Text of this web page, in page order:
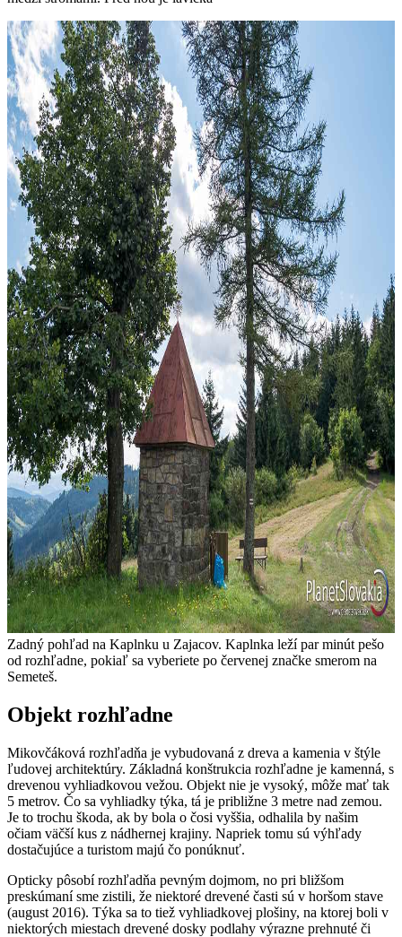
Zadný pohľad na Kaplnku u Zajacov. Kaplnka leží par minút pešo
od rozhľadne, pokiaľ sa vyberiete po červenej značke smerom na
Semeteš.
Objekt rozhľadne
Mikovčáková rozhľadňa je vybudovaná z dreva a kamenia v štýle
ľudovej architektúry. Základná konštrukcia rozhľadne je kamenná, s
drevenou vyhliadkovou vežou. Objekt nie je vysoký, môže mať tak
5 metrov. Čo sa vyhliadky týka, tá je približne 3 metre nad zemou.
Je to trochu škoda, ak by bola o čosi vyššia, odhalila by našim
očiam väčší kus z nádhernej krajiny. Napriek tomu sú výhľady
dostačujúce a turistom majú čo ponúknuť.
Opticky pôsobí rozhľadňa pevným dojmom, no pri bližšom
preskúmaní sme zistili, že niektoré drevené časti sú v horšom stave
(august 2016). Týka sa to tiež vyhliadkovej plošiny, na ktorej boli v
niektorých miestach drevené dosky podlahy výrazne prehnuté či